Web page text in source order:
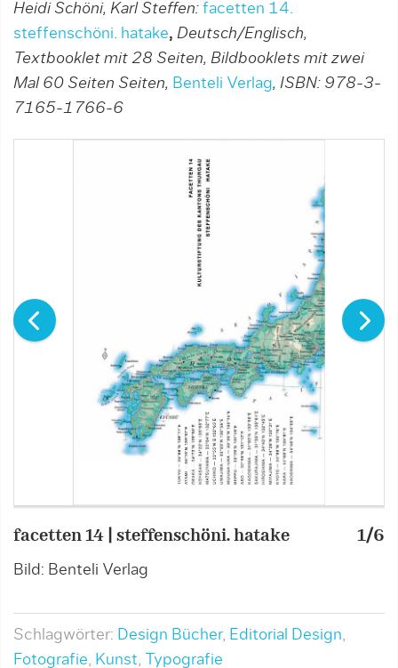
Heidi Schöni, Karl Steffen: facetten 14.
steffenschöni. hatake, Deutsch/Englisch,
Textbooklet mit 28 Seiten, Bildbooklets mit zwei
Mal 60 Seiten Seiten, Benteli Verlag, ISBN: 978-3-
7165-1766-6
facetten 14 | steffenschöni. hatake
Bild: Benteli Verlag
1/6
Schlagwörter: Design Bücher, Editorial Design,
Fotografie, Kunst, Typografie